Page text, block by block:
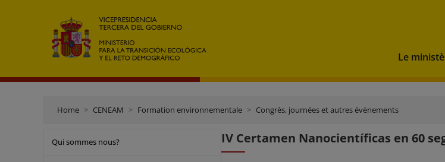
Le
Home CENEAM Formation environnementale Congrès, journées et autres évènements
Qui sommes nous? IV Certamen Nanocientíficas en 60